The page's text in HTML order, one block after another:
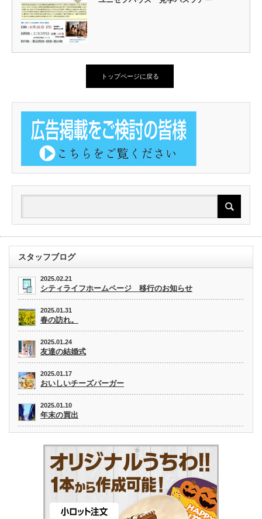
トップページに戻る
スタッフブログ
2025.02.21
シティライフホームページ 移行のお知らせ
2025.01.31
春の訪れ。
2025.01.24
友達の結婚式
2025.01.17
おいしいチーズバーガー
2025.01.10
年末の買出